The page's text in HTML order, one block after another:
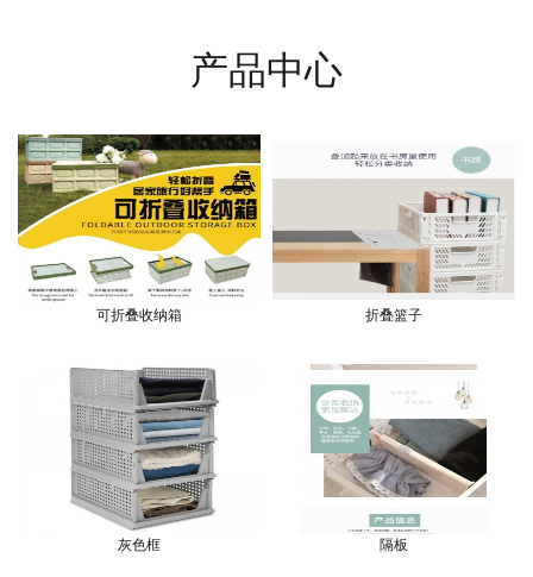
产品中心
可折叠收纳箱 折叠篮子
灰色框 隔板